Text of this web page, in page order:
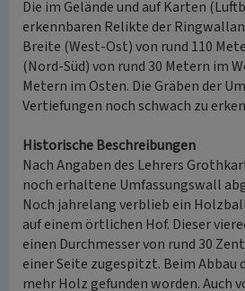
Die im Gelände und auf Karten
erkennbaren Relikte der
Breite (West-Ost) von rund 110
(Nord-Süd) von rund 30 Metern im
Metern im Osten. Die Gräben der
Vertiefungen noch schwach zu
Historische Beschreibungen
Nach Angaben des Lehrers
noch erhaltene Umfassungswall
Noch jahrelang verblieb ein
auf einem örtlichen Hof. Dieser
einen Durchmesser von rund 30
einer Seite zugespitzt. Beim Abbau
mehr Holz gefunden worden. Auch